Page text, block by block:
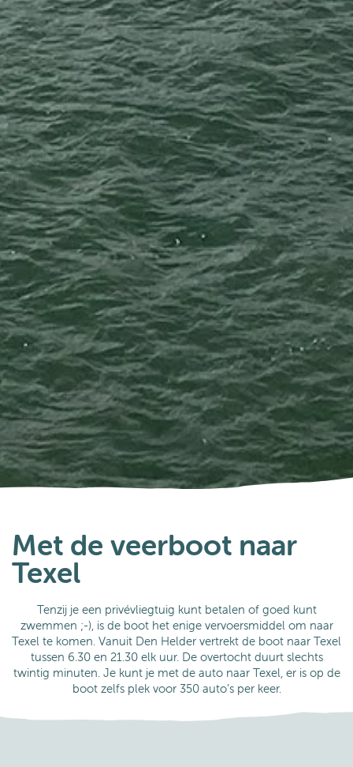
Met de veerboot naar
Texel
Tenzij je een privévliegtuig kunt betalen of goed kunt
zwemmen ;-), is de boot het enige vervoersmiddel om naar
Texel te komen. Vanuit Den Helder vertrekt de boot naar Texel
tussen 6.30 en 21.30 elk uur. De overtocht duurt slechts
twintig minuten. Je kunt je met de auto naar Texel, er is op de
boot zelfs plek voor 350 auto’s per keer.